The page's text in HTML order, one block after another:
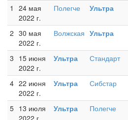
1
24 мая
2022 г.
Полегче Ультра
2 30 мая
2022 г.
Волжская Ультра
3 15 июня
2022 г.
Ультра Стандарт
4 22 июня
2022 г.
Ультра Сибстар
5 13 июля
2022 г.
Ультра Полегче